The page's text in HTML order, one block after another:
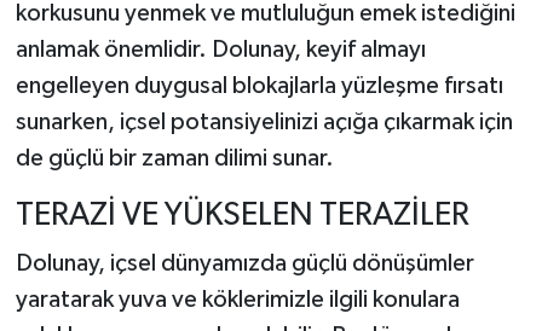
korkusunu yenmek ve mutluluğun emek istediğini
anlamak önemlidir. Dolunay, keyif almayı
engelleyen duygusal blokajlarla yüzleşme fırsatı
sunarken, içsel potansiyelinizi açığa çıkarmak için
de güçlü bir zaman dilimi sunar.
TERAZİ VE YÜKSELEN TERAZİLER
Dolunay, içsel dünyamızda güçlü dönüşümler
yaratarak yuva ve köklerimizle ilgili konulara